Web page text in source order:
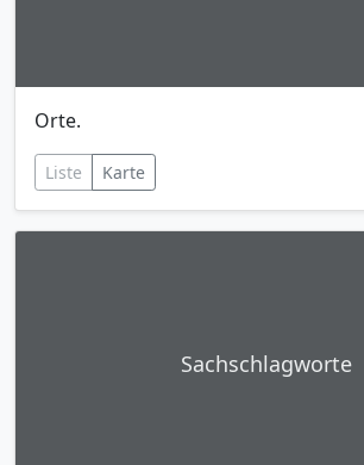
Orte.
Liste Karte
Sachschlagworte